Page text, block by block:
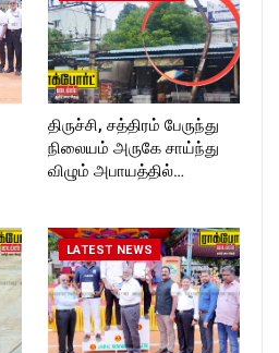
திருச்சி, சத்திரம் பேருந்து
நிலையம் அருகே சாய்ந்து
விழும் அபாயத்தில்…
LATEST NEWS